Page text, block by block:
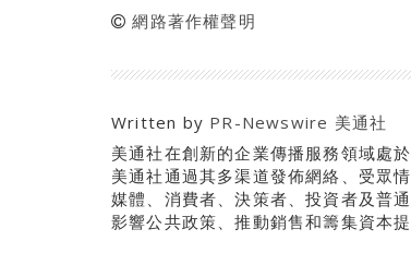
網路著作權聲明
Written by PR-Newswire 美通社
美通社在創新的企業傳播服務領域處
美通社通過其多渠道發佈網絡、受眾
媒體、消費者、決策者、投資者及普
影響公共政策、推動銷售和籌集資本提